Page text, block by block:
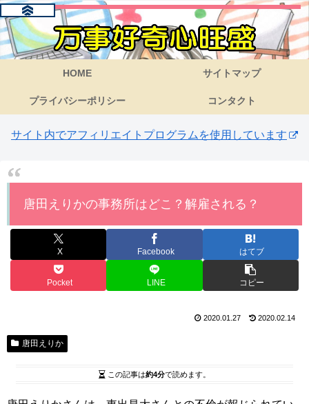
HOME サイトマップ
プライバシーポリシー コンタクト
サイト内でアフィリエイトプログラムを使用しています
唐田えりかの事務所はどこ？解雇される？
X Facebook はてブ
Pocket LINE コピー
2020.01.27 2020.02.14
唐田えりか
この記事は約4分で読めます。